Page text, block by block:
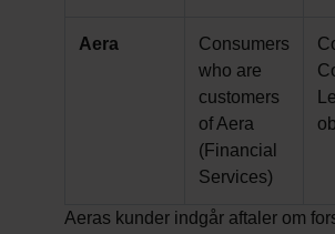
Aera
Consumers
who are
customers
of Aera
(Financial
Services)
Aeras kunder indgår aftaler om